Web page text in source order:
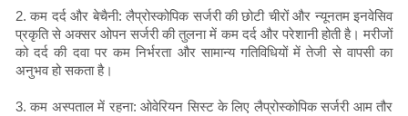
2. कम दर्द और बेचैनी: लैप्रोस्कोपिक सर्जरी की छोटी चीरों और न्यूनतम इनवेसिव
प्रकृति से अक्सर ओपन सर्जरी की तुलना में कम दर्द और परेशानी होती है। मरीजों
को दर्द की दवा पर कम निर्भरता और सामान्य गतिविधियों में तेजी से वापसी का
अनुभव हो सकता है।
3. कम अस्पताल में रहना: ओवेरियन सिस्ट के लिए लैप्रोस्कोपिक सर्जरी आम तौर